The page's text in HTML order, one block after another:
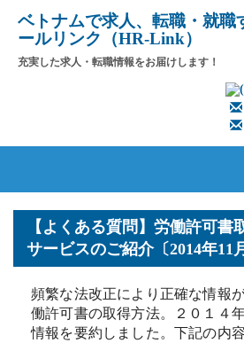
ベトナムで求人、転職・就職
ールリンク（HR-Link）
充実した求人・転職情報をお届けします！
Menu
content
【よくある質問】労働許可書
サービスのご紹介〔2014年11
頻繁な法改正により正確な情報
働許可書の取得方法。２０１４
情報を要約しました。下記の内